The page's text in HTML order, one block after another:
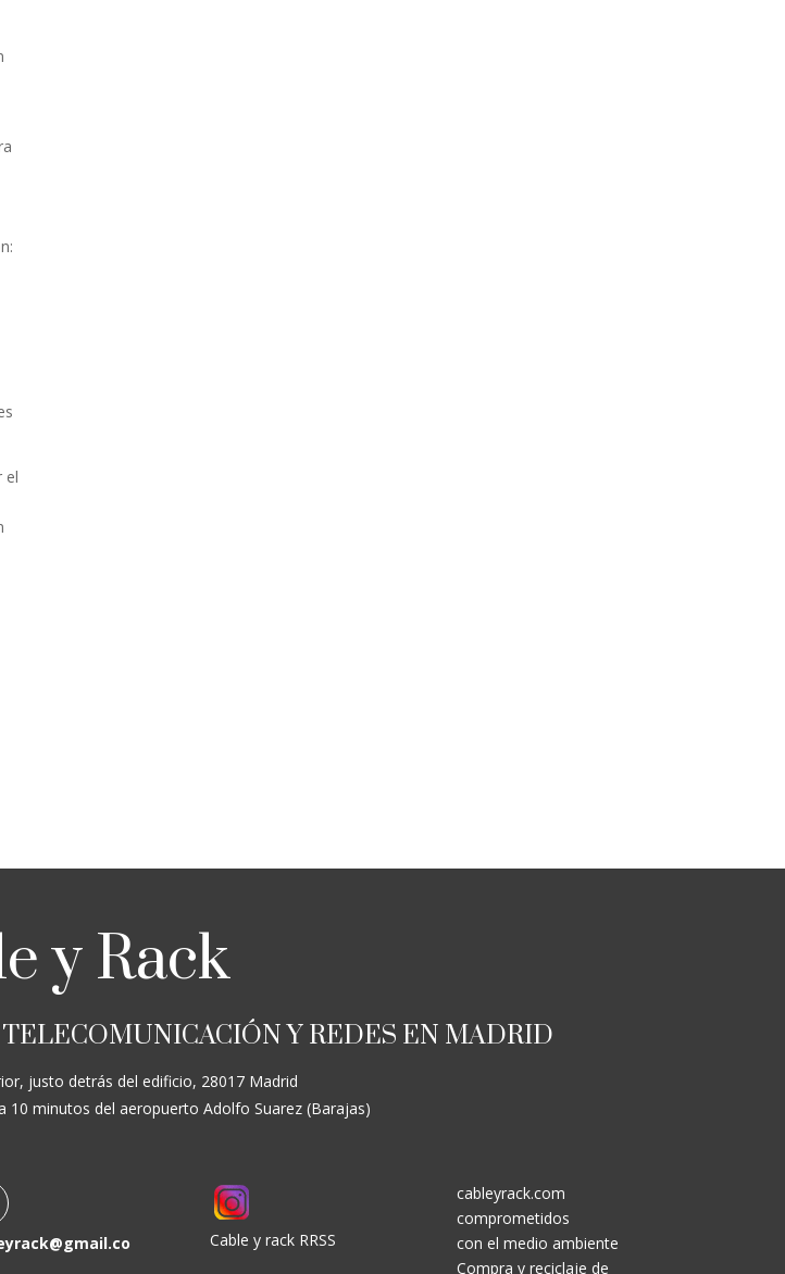
el
y Rack
Y REDES EN MADRID
justo detrás del edificio, 28017 Madrid
10 minutos del aeropuerto Adolfo Suarez (Barajas)
Cable y rack RRSS
cableyrack.com
comprometidos
con el medio ambiente
Compra y reciclaje de